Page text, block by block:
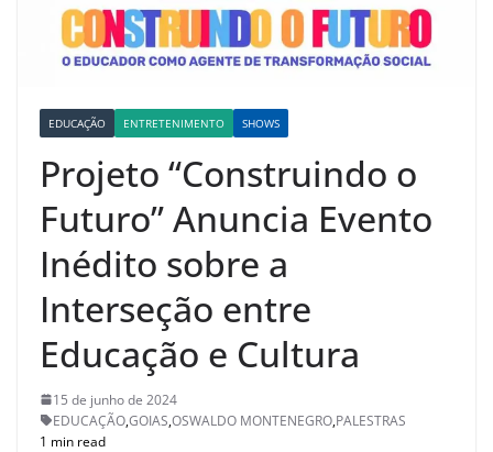
EDUCAÇÃO ENTRETENIMENTO SHOWS
Projeto “Construindo o
Futuro” Anuncia Evento
Inédito sobre a
Interseção entre
Educação e Cultura
15 de junho de 2024
EDUCAÇÃO,GOIAS,OSWALDO MONTENEGRO,PALESTRAS
1 min read